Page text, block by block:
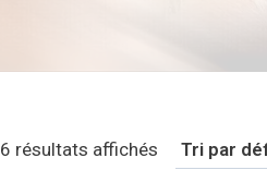
6 résultats affichés